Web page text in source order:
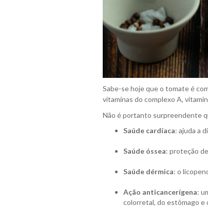
Sabe-se hoje que o tomate é
vitaminas do complexo A,
Não é portanto surpreendente
Saúde cardíaca: ajuda a
Saúde óssea: proteção
Saúde dérmica: o
Ação anticancerígena:
colorretal, do estômago e